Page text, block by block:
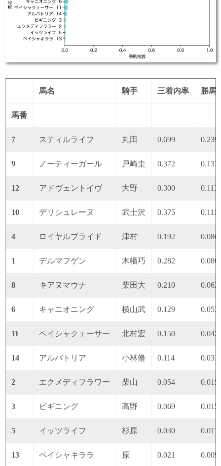
馬名 騎手 三着内率 勝馬
馬番
7 スティルライフ 丸田 0.699 0.239
9 ノーティーガール 戸崎圭 0.372 0.133
12 アドヴェントイヴ 大野 0.300 0.113
10 デリシュレーヌ 武士沢 0.375 0.111
4 ロイヤルブライド 津村 0.192 0.086
1 デルマフゲン 木幡巧 0.282 0.080
8 キアヌマウナ 柴田大 0.210 0.062
6 キャニオニング 横山武 0.129 0.053
11 ペイシャクェーサー 北村宏 0.150 0.042
14 アルバトリア 小林脩 0.114 0.031
2 エクメディフラワー 柴山 0.054 0.015
3 ビギニング 高野 0.069 0.015
5 イッツライフ 杉原 0.030 0.011
13 ペイシャキララ 原 0.021 0.009